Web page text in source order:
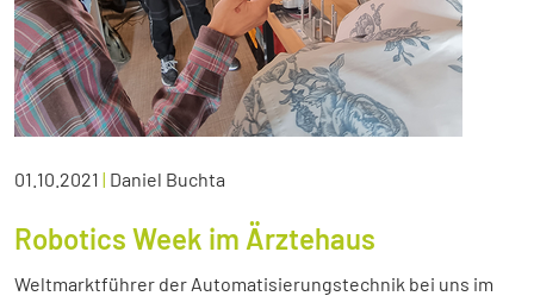
01.10.2021 | Daniel Buchta
Robotics Week im Ärztehaus
Weltmarktführer der Automatisierungstechnik bei uns im